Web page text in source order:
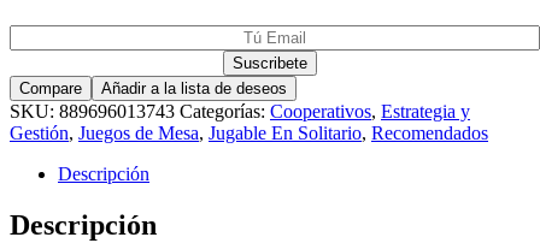
Compare Añadir a la lista de deseos
SKU: 889696013743 Categorías: Cooperativos, Estrategia y
Gestión, Juegos de Mesa, Jugable En Solitario, Recomendados
Descripción
Descripción